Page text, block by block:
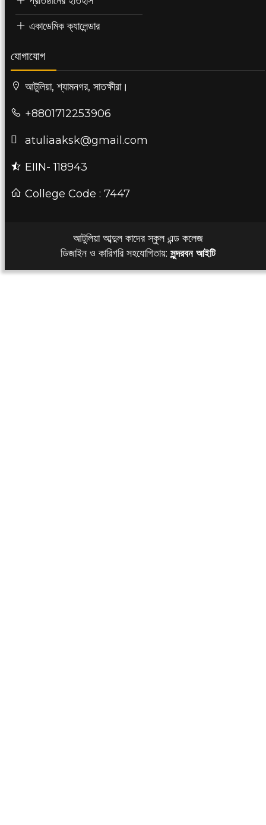
একাডেমিক ক্যালেন্ডার
যোগাযোগ
আটুলিয়া, শ্যামনগর, সাতক্ষীরা।
+8801712253906
atuliaaksk@gmail.com
EIIN- 118943
College Code : 7447
আটুলিয়া আব্দুল কাদের স্কুল এন্ড কলেজ
ডিজাইন ও কারিগরি সহযোগিতায়: সুন্দরবন আইটি